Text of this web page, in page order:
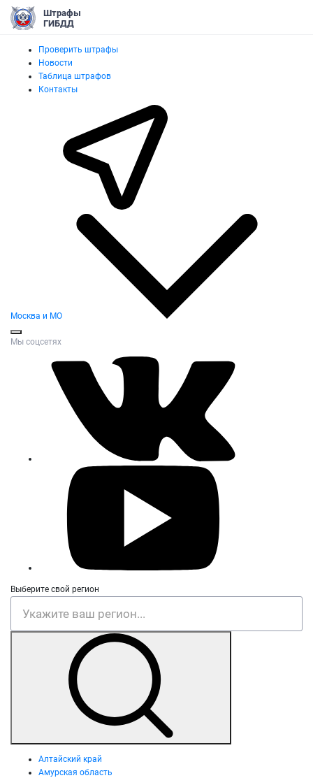
Штрафы
ГИБДД
Проверить штрафы
Новости
Таблица штрафов
Контакты
Москва и МО
Мы соцсетях
Выберите свой регион
Алтайский край
Амурская область